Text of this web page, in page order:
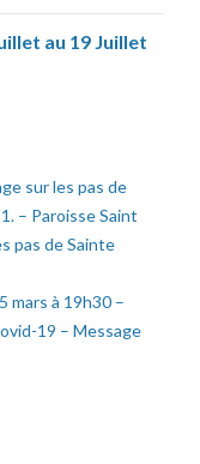
au 19 Juillet
sur les pas de
– Paroisse Saint
pas de Sainte
mars à 19h30 –
19 – Message